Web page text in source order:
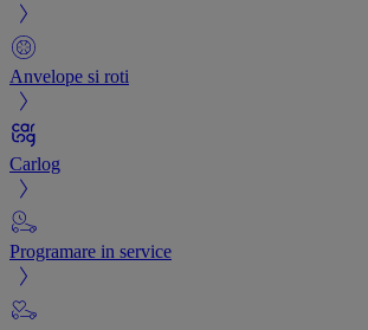
Anvelope si roti
Carlog
Programare in service